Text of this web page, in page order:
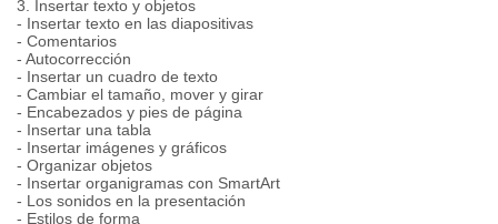
3. Insertar texto y objetos
- Insertar texto en las diapositivas
- Comentarios
- Autocorrección
- Insertar un cuadro de texto
- Cambiar el tamaño, mover y girar
- Encabezados y pies de página
- Insertar una tabla
- Insertar imágenes y gráficos
- Organizar objetos
- Insertar organigramas con SmartArt
- Los sonidos en la presentación
- Estilos de forma